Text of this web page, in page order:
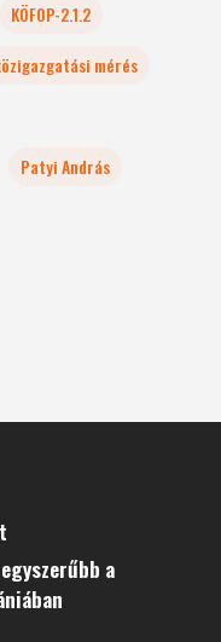
KÖFOP-2.1.2
mérés
Patyi András
a